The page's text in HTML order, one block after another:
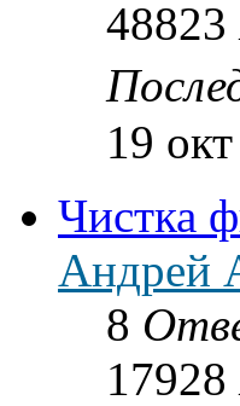
48823
19
Чистка
Андрей
8
17928